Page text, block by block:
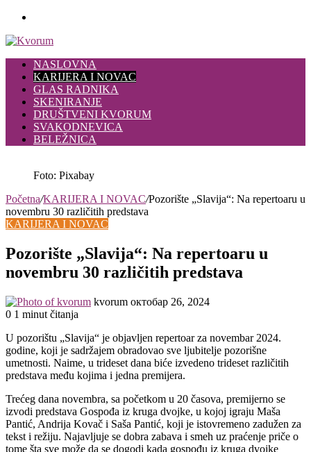
NASLOVNA
KARIJERA I NOVAC
GLAS RADNIKA
SKENIRANJE
DRUŠTVENI KVORUM
SVAKODNEVICA
BELEŽNICA
Foto: Pixabay
Početna/KARIJERA I NOVAC/Pozorište „Slavija“: Na repertoaru u
novembru 30 različitih predstava
KARIJERA I NOVAC
Pozorište „Slavija“: Na repertoaru u
novembru 30 različitih predstava
kvorum Send
октобар 26, 2024
0 1 minut čitanja
U pozorištu „Slavija“ je objavljen repertoar za novembar 2024.
godine, koji je sadržajem obradovao sve ljubitelje pozorišne
umetnosti. Naime, u trideset dana biće izvedeno trideset različitih
predstava među kojima i jedna premijera.
Trećeg dana novembra, sa početkom u 20 časova, premijerno se
izvodi predstava Gospođa iz kruga dvojke, u kojoj igraju Maša
Pantić, Andrija Kovač i Saša Pantić, koji je istovremeno zadužen za
tekst i režiju. Najavljuje se dobra zabava i smeh uz praćenje priče o
tome šta sve može da se dogodi kada gospođu iz kruga dvojke